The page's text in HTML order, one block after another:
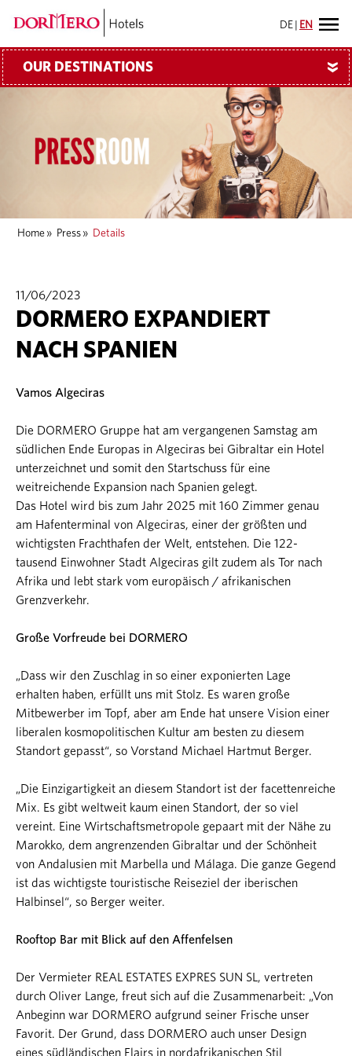
DE EN
OUR DESTINATIONS »
Home » Press » Details
11/06/2023
DORMERO EXPANDIERT
NACH SPANIEN
Vamos Algeciras
Die DORMERO Gruppe hat am vergangenen Samstag am
südlichen Ende Europas in Algeciras bei Gibraltar ein Hotel
unterzeichnet und somit den Startschuss für eine
weitreichende Expansion nach Spanien gelegt.
Das Hotel wird bis zum Jahr 2025 mit 160 Zimmer genau
am Hafenterminal von Algeciras, einer der größten und
wichtigsten Frachthafen der Welt, entstehen. Die 122-
tausend Einwohner Stadt Algeciras gilt zudem als Tor nach
Afrika und lebt stark vom europäisch / afrikanischen
Grenzverkehr.
Große Vorfreude bei DORMERO
„Dass wir den Zuschlag in so einer exponierten Lage
erhalten haben, erfüllt uns mit Stolz. Es waren große
Mitbewerber im Topf, aber am Ende hat unsere Vision einer
liberalen kosmopolitischen Kultur am besten zu diesem
Standort gepasst“, so Vorstand Michael Hartmut Berger.
„Die Einzigartigkeit an diesem Standort ist der facettenreiche
Mix. Es gibt weltweit kaum einen Standort, der so viel
vereint. Eine Wirtschaftsmetropole gepaart mit der Nähe zu
Marokko, dem angrenzenden Gibraltar und der Schönheit
von Andalusien mit Marbella und Málaga. Die ganze Gegend
ist das wichtigste touristische Reiseziel der iberischen
Halbinsel“, so Berger weiter.
Rooftop Bar mit Blick auf den Affenfelsen
Der Vermieter REAL ESTATES EXPRES SUN SL, vertreten
durch Oliver Lange, freut sich auf die Zusammenarbeit: „Von
Anbeginn war DORMERO aufgrund seiner Frische unser
Favorit. Der Grund, dass DORMERO auch unser Design
eines südländischen Flairs in nordafrikanischen Stil